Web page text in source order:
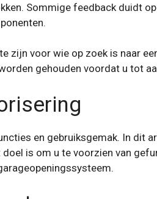
Sommige feedback duidt
zijn voor wie op zoek is naar
gehouden voordat u tot
en gebruiksgemak. In dit
is om u te voorzien van